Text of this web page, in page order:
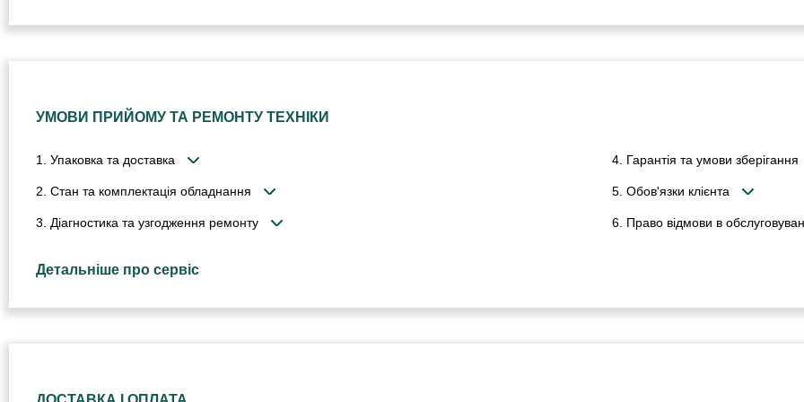
УМОВИ ПРИЙОМУ ТА РЕМОНТУ ТЕХНІКИ
1. Упаковка та доставка
2. Стан та комплектація обладнання
3. Діагностика та узгодження ремонту
4. Гарантія та умови зберігання
5. Обов'язки клієнта
6. Право відмови в
Детальніше про сервіс